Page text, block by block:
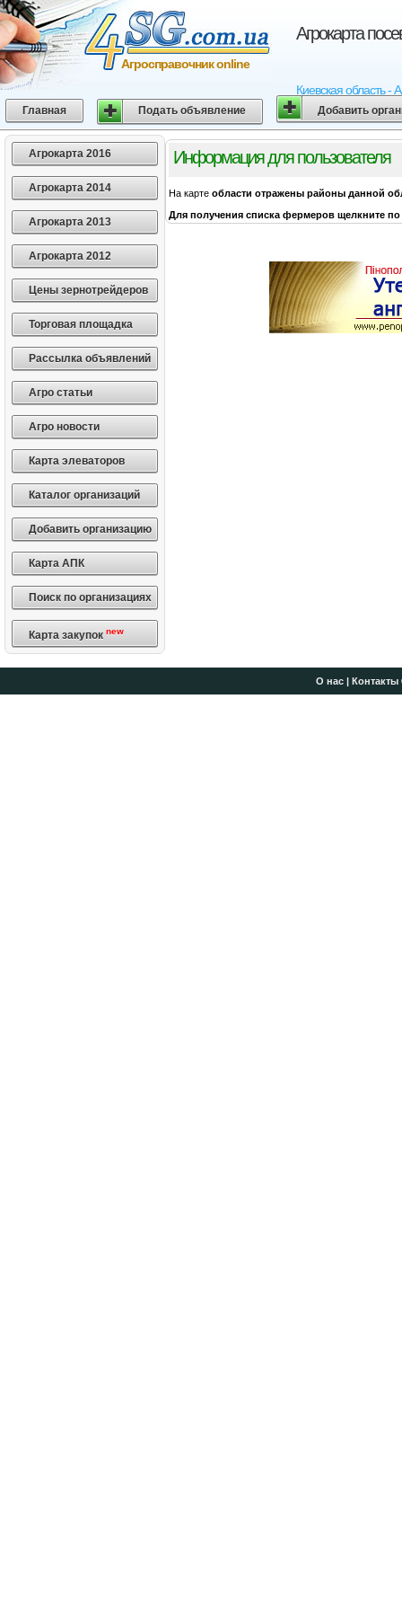
Агрокарта
Киевская область -
Агросправочник online
Главная Подать объявление Добавить
Агрокарта 2016
Агрокарта 2014
Агрокарта 2013
Агрокарта 2012
Цены зернотрейдеров
Торговая площадка
Рассылка объявлений
Агро статьи
Агро новости
Карта элеваторов
Каталог организаций
Добавить организацию
Карта АПК
Поиск по организациях
Карта закупок new
Информация для пользователя
На карте области отражены районы данной
Для получения списка фермеров щелкните по
О нас| Контакты